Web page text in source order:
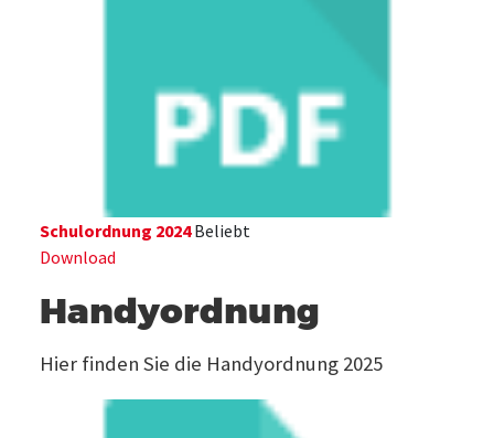
Schulordnung 2024 Beliebt
Download
Handyordnung
Hier finden Sie die Handyordnung 2025